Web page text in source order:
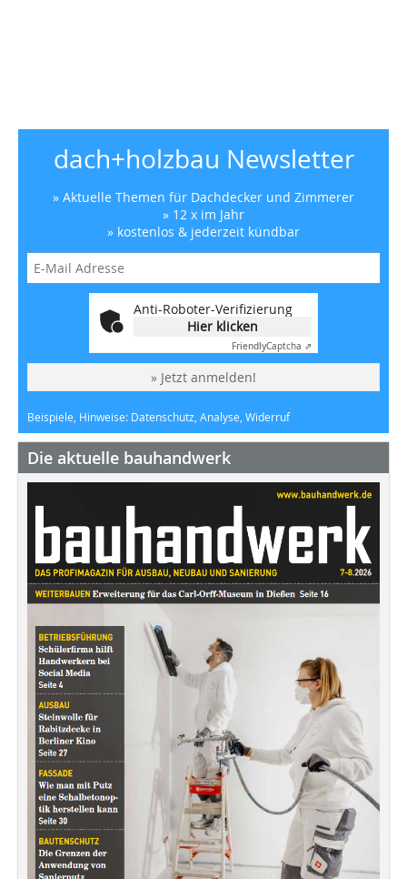
dach+holzbau Newsletter
» Aktuelle Themen für Dachdecker und Zimmerer
» 12 x im Jahr
» kostenlos & jederzeit kündbar
Anti-Roboter-Verifizierung
Hier klicken
FriendlyCaptcha ⇗
» Jetzt anmelden!
Beispiele, Hinweise: Datenschutz, Analyse, Widerruf
Die aktuelle bauhandwerk